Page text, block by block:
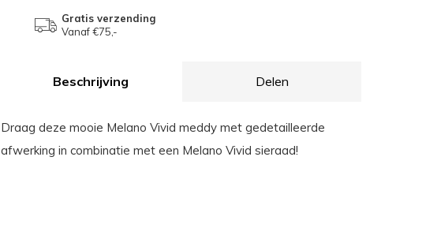
Gratis verzending
Vanaf €75,-
Beschrijving Delen
Draag deze mooie Melano Vivid meddy met gedetailleerde
afwerking in combinatie met een Melano Vivid sieraad!